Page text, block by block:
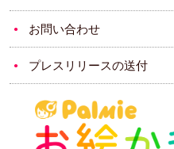
お問い合わせ
プレスリリースの送付